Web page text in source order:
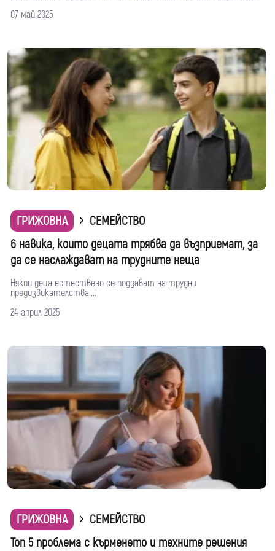
07 май 2025
ГРИЖОВНА
СЕМЕЙСТВО
6 навика, които децата трябва да възприемат, за
да се наслаждават на трудните неща
Някои деца естествено се поддават на трудни
предизвикателства....
24 април 2025
ГРИЖОВНА
СЕМЕЙСТВО
Топ 5 проблема с кърменето и техните решения